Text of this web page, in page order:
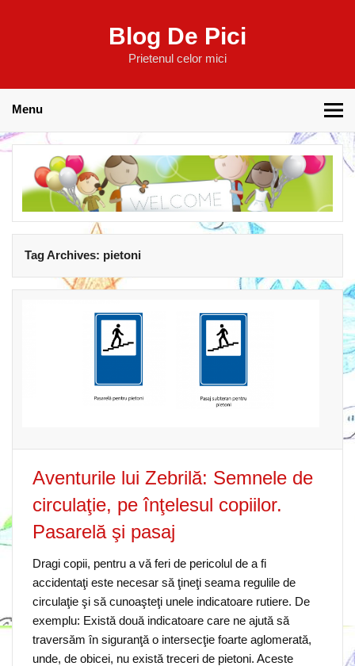
Blog De Pici
Prietenul celor mici
Menu
Tag Archives: pietoni
Aventurile lui Zebrilă: Semnele de
circulaţie, pe înţelesul copiilor.
Pasarelă şi pasaj
Dragi copii, pentru a vă feri de pericolul de a fi
accidentaţi este necesar să ţineţi seama regulile de
circulaţie şi să cunoaşteţi unele indicatoare rutiere. De
exemplu: Există două indicatoare care ne ajută să
traversăm în siguranţă o intersecţie foarte aglomerată,
unde, de obicei, nu există treceri de pietoni. Aceste